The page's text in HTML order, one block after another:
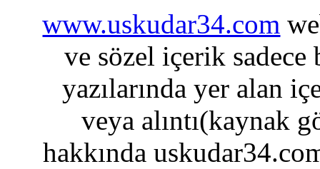
www.uskudar34.com
ve sözel içerik sadece
yazılarında yer alan
veya alıntı(kaynak
hakkında